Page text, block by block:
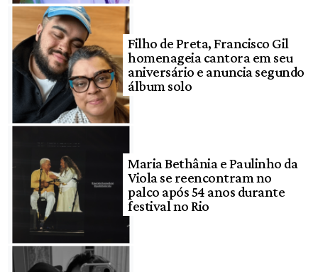
Filho de Preta, Francisco Gil
homenageia cantora em seu
aniversário e anuncia segundo
álbum solo
Maria Bethânia e Paulinho da
Viola se reencontram no
palco após 54 anos durante
festival no Rio